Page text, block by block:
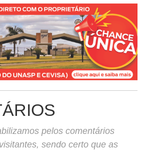
pelos comentários
sendo certo que as